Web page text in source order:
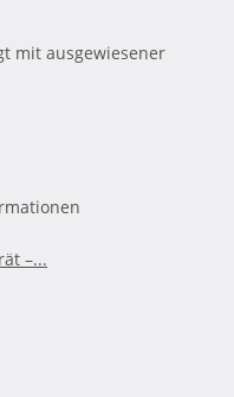
mit ausgewiesener